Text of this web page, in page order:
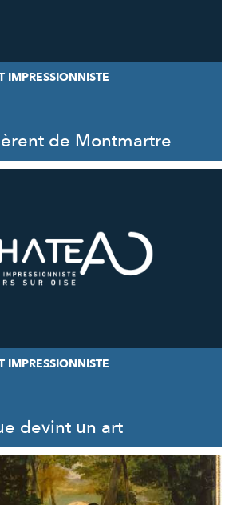
IMPRESSIONNISTE
de Montmartre
IMPRESSIONNISTE
devint un art